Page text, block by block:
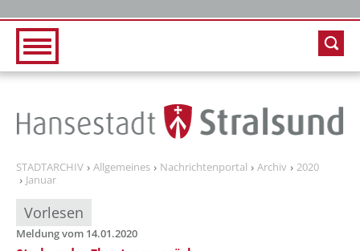
STADTARCHIV Allgemeines Nachrichtenportal Archiv
2020
Januar
Vorlesen
Meldung vom 14.01.2020